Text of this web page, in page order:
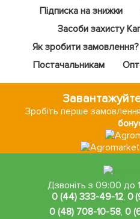
Підписка на знижки
Засоби захисту
Як зробити замовлення?
Постачальникам
Зробіть перше
Дзвоніть з 09:00 до
0 (44) 333-49-12, 0
0 (48) 708-10-58, 0